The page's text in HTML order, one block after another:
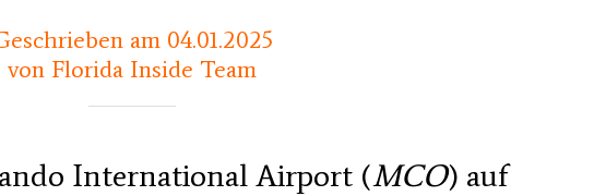
am 04.01.2025
von Florida Inside Team
International Airport (MCO) auf